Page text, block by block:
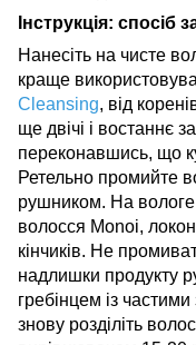
Інструкція: спосіб
Нанесіть на чисте
краще
Cleansing, від
ще двічі і востаннє
переконавшись, що
Ретельно промийте
рушником. На вологе
волосся Monoi,
кінчиків. Не
надлишки продукту
гребінцем із
знову розділіть